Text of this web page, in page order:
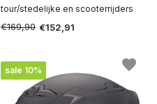
tour/stedelijke en scooterrijders
€169,90 €152,91
sale 10%